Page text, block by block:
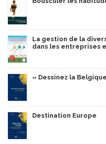
La gestion de la
dans les entreprises
« Dessinez la
Destination Europe